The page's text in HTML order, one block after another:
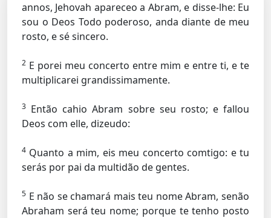
annos, Jehovah apareceo a Abram, e disse-lhe: Eu
sou o Deos Todo poderoso, anda diante de meu
rosto, e sé sincero.
2 E porei meu concerto entre mim e entre ti, e te
multiplicarei grandissimamente.
3 Então cahio Abram sobre seu rosto; e fallou
Deos com elle, dizeudo:
4 Quanto a mim, eis meu concerto comtigo: e tu
serás por pai da multidão de gentes.
5 E não se chamará mais teu nome Abram, senão
Abraham será teu nome; porque te tenho posto